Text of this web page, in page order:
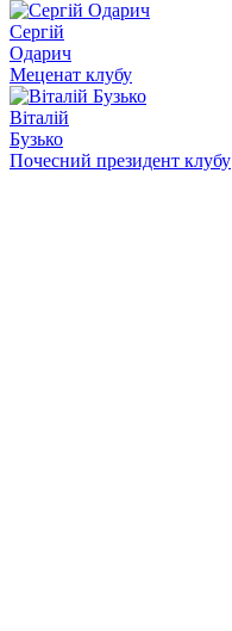
Сергій
Одарич
Меценат клубу
Віталій
Бузько
Почесний президент клубу